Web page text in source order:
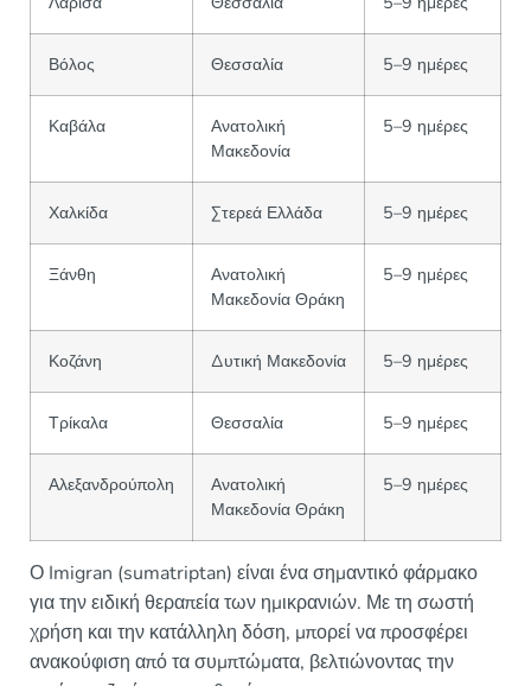
Βόλος Θεσσαλία 5–9 ημέρες
Καβάλα
Ανατολική
Μακεδονία
5–9 ημέρες
Χαλκίδα Στερεά Ελλάδα 5–9 ημέρες
Ξάνθη
Ανατολική
Μακεδονία Θράκη
5–9 ημέρες
Κοζάνη Δυτική Μακεδονία 5–9 ημέρες
Τρίκαλα Θεσσαλία 5–9 ημέρες
Αλεξανδρούπολη
Ανατολική
Μακεδονία Θράκη
5–9 ημέρες
Ο Imigran (sumatriptan) είναι ένα σημαντικό φάρμακο
για την ειδική θεραπεία των ημικρανιών. Με τη σωστή
χρήση και την κατάλληλη δόση, μπορεί να προσφέρει
ανακούφιση από τα συμπτώματα, βελτιώνοντας την